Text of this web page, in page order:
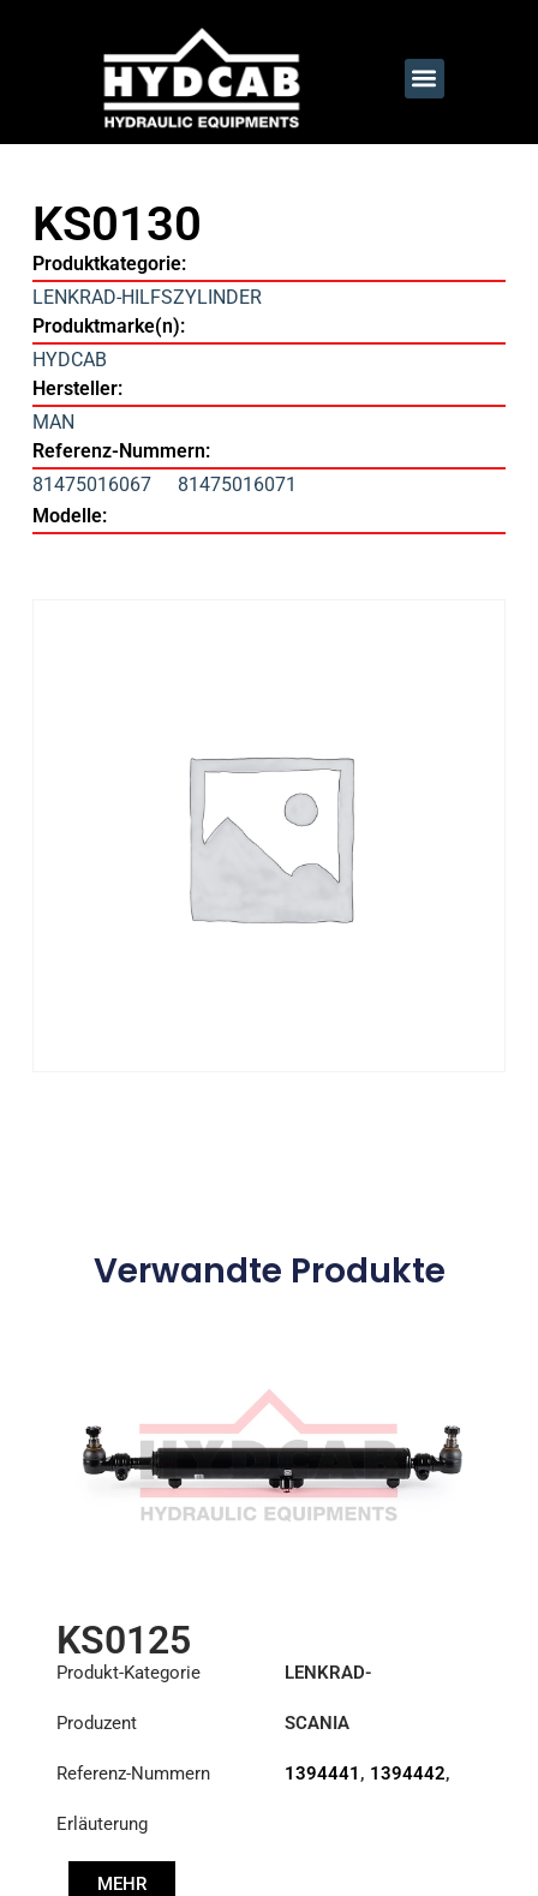
KS0130
Produktkategorie:
LENKRAD-HILFSZYLINDER
Produktmarke(n):
HYDCAB
Hersteller:
MAN
Referenz-Nummern:
81475016067
81475016071
Modelle:
Verwandte Produkte
KS0125
Produkt-Kategorie
LENKRAD-
Produzent
SCANIA
Referenz-Nummern 1394441 , 1394442,
Erläuterung
MEHR